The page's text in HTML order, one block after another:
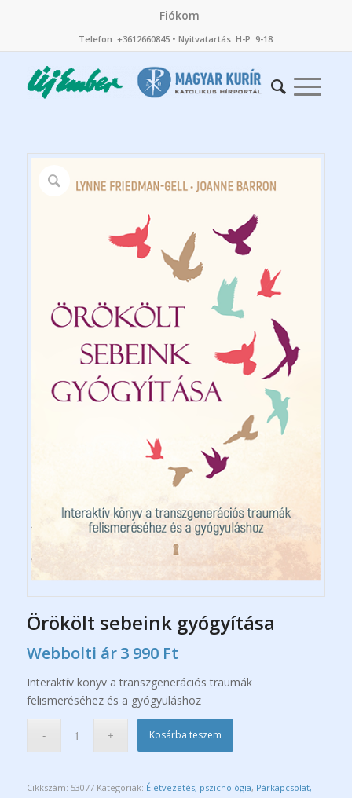
Fiókom
Telefon: +3612660845 • Nyitvatartás: H-P: 9-18
Örökölt sebeink gyógyítása
Webbolti ár 3 990 Ft
Interaktív könyv a transzgenerációs traumák
felismeréséhez és a gyógyuláshoz
Kosárba teszem
Cikkszám: 53077 Kategóriák: Életvezetés, pszichológia, Párkapcsolat,